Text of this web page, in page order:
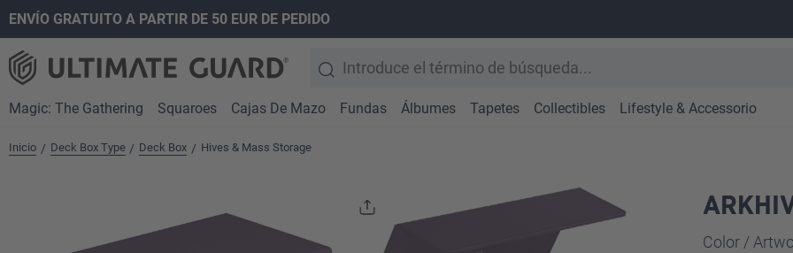
Saltar a la navegación principal
ENVÍO GRATUITO A PARTIR DE 50 EUR DE PEDIDO
Magic: The Gathering Squaroes Cajas De Mazo Fundas Álbumes Tapetes Collectibles Lifestyle & Accessorio
Inicio / Deck Box Type / Deck Box / Hives & Mass Storage
Seleccione
Color /